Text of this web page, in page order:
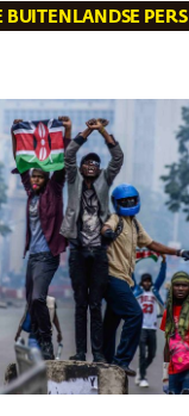
PERS